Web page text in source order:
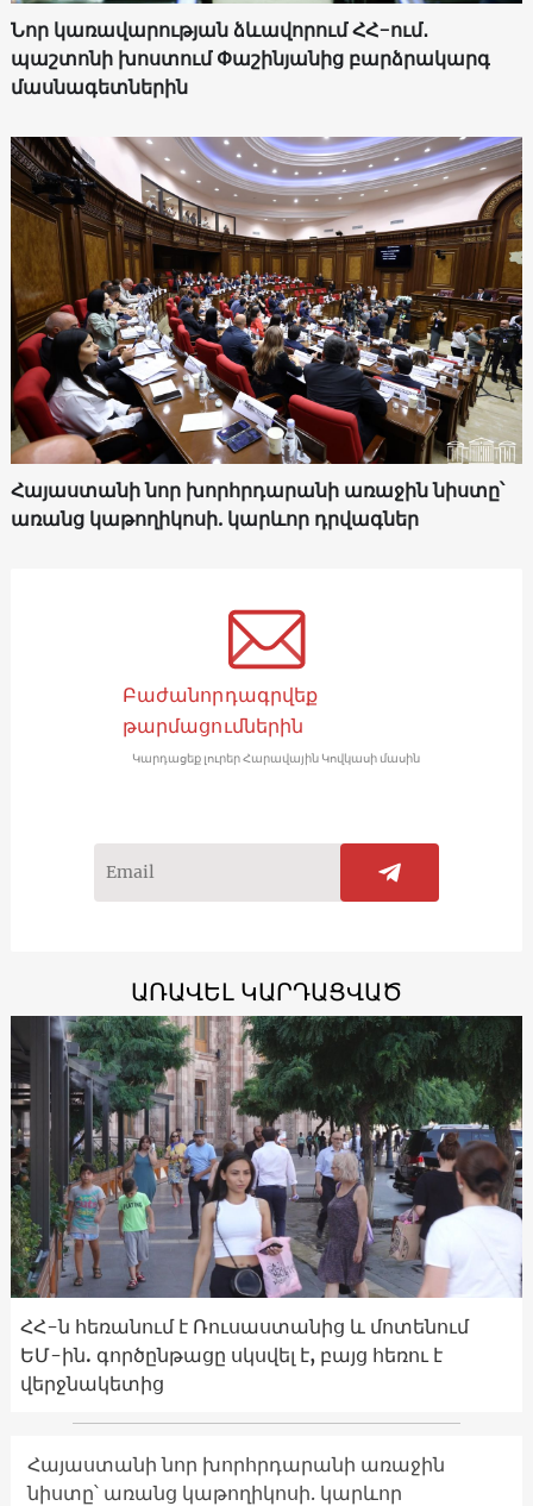
Նոր կառավարության ձևավորում ՀՀ-ում․
պաշտոնի խոստում Փաշինյանից բարձրակարգ
մասնագետներին
Հայաստանի նոր խորհրդարանի առաջին նիստը՝
առանց կաթողիկոսի. կարևոր դրվագներ
Բաժանորդագրվեք
թարմացումներին
Կարդացեք լուրեր Հարավային Կովկասի մասին
ԱՌԱՎԵԼ ԿԱՐԴԱՑՎԱԾ
ՀՀ-ն հեռանում է Ռուսաստանից և մոտենում
ԵՄ-ին. գործընթացը սկսվել է, բայց հեռու է
վերջնակետից
Հայաստանի նոր խորհրդարանի առաջին
նիստը՝ առանց կաթողիկոսի. կարևոր